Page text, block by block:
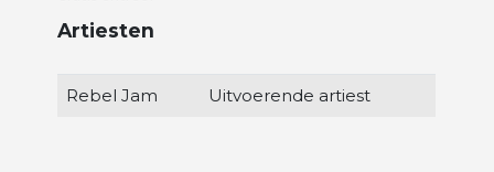
Artiesten
Rebel Jam Uitvoerende artiest